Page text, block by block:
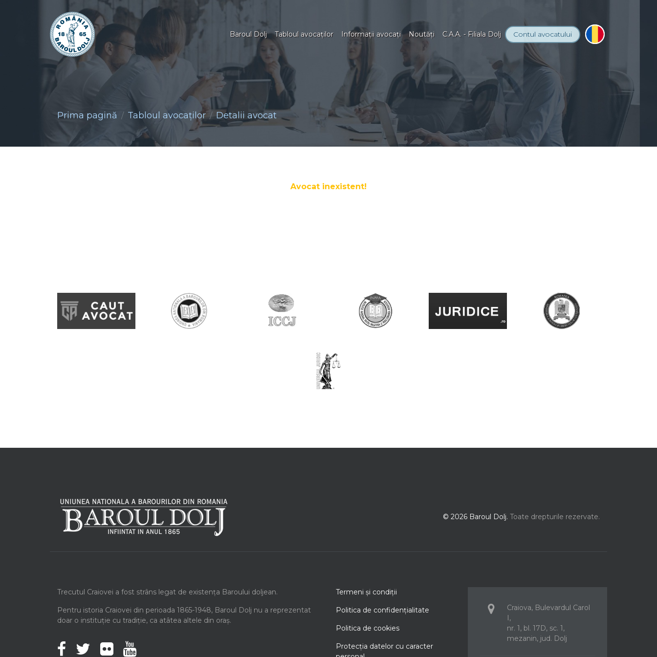
Baroul Dolj Tabloul avocaţilor Informaţii avocaţi Noutăţi C.A.A. - Filiala Dolj Contul avocatului
Prima pagină Tabloul avocaţilor Detalii avocat
Avocat inexistent!
© 2026 Baroul Dolj. Toate drepturile rezervate.
Trecutul Craiovei a fost strâns legat de existența Baroului doljean.
Pentru istoria Craiovei din perioada 1865-1948, Baroul Dolj nu a reprezentat
doar o instituție cu tradiție, ca atâtea altele din oraș.
Termeni şi condiţii
Politica de confidenţialitate
Politica de cookies
Protecţia datelor cu caracter
Craiova, Bulevardul Carol
I,
nr. 1, bl. 17D, sc. 1,
mezanin, jud. Dolj